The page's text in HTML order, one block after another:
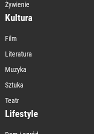
Żywienie
Kultura
Film
Literatura
Muzyka
Sztuka
Teatr
Lifestyle